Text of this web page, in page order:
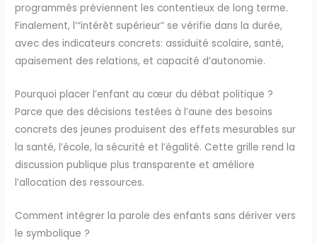
programmés préviennent les contentieux de long terme.
Finalement, l’“intérêt supérieur” se vérifie dans la durée,
avec des indicateurs concrets: assiduité scolaire, santé,
apaisement des relations, et capacité d’autonomie.
Pourquoi placer l’enfant au cœur du débat politique ?
Parce que des décisions testées à l’aune des besoins
concrets des jeunes produisent des effets mesurables sur
la santé, l’école, la sécurité et l’égalité. Cette grille rend la
discussion publique plus transparente et améliore
l’allocation des ressources.
Comment intégrer la parole des enfants sans dériver vers
le symbolique ?